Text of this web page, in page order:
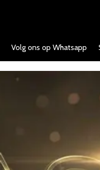
Volg ons op Whatsapp